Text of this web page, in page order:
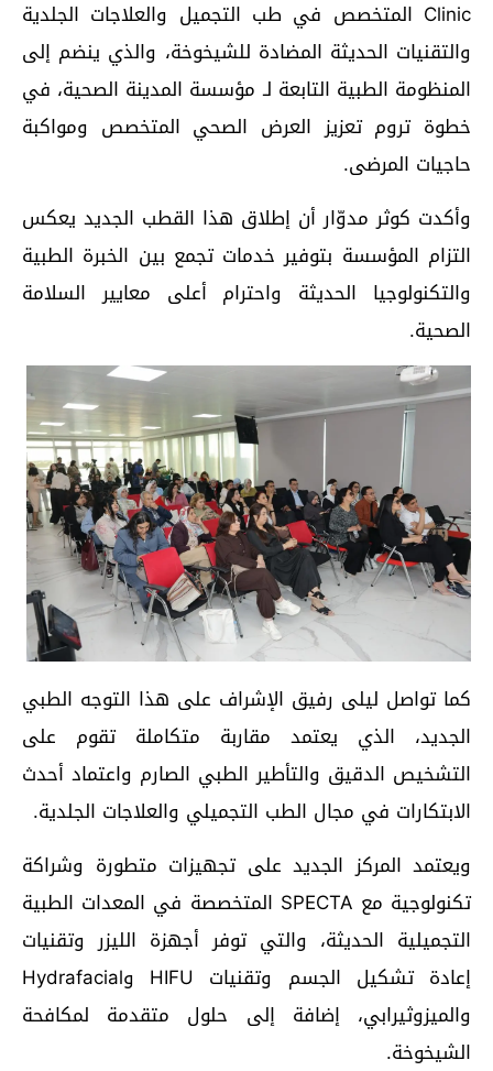
Clinic المتخصص في طب التجميل والعلاجات الجلدية
والتقنيات الحديثة المضادة للشيخوخة، والذي ينضم إلى
المنظومة الطبية التابعة لـ مؤسسة المدينة الصحية، في
خطوة تروم تعزيز العرض الصحي المتخصص ومواكبة
حاجيات المرضى.
وأكدت كوثر مدوّار أن إطلاق هذا القطب الجديد يعكس
التزام المؤسسة بتوفير خدمات تجمع بين الخبرة الطبية
والتكنولوجيا الحديثة واحترام أعلى معايير السلامة
الصحية.
كما تواصل ليلى رفيق الإشراف على هذا التوجه الطبي
الجديد، الذي يعتمد مقاربة متكاملة تقوم على
التشخيص الدقيق والتأطير الطبي الصارم واعتماد أحدث
الابتكارات في مجال الطب التجميلي والعلاجات الجلدية.
ويعتمد المركز الجديد على تجهيزات متطورة وشراكة
تكنولوجية مع SPECTA المتخصصة في المعدات الطبية
التجميلية الحديثة، والتي توفر أجهزة الليزر وتقنيات
إعادة تشكيل الجسم وتقنيات HIFU وHydrafacial
والميزوثيرابي، إضافة إلى حلول متقدمة لمكافحة
الشيخوخة.